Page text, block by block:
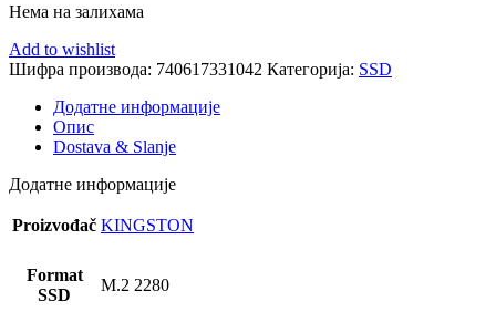
Нема на залихама
Add to wishlist
Шифра производа: 740617331042 Категорија: SSD
Додатне информације
Опис
Dostava & Slanje
Додатне информације
Proizvođač KINGSTON
Format
SSD
M.2 2280